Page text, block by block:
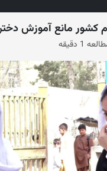
کشور مانع آموزش
1 دقیقه